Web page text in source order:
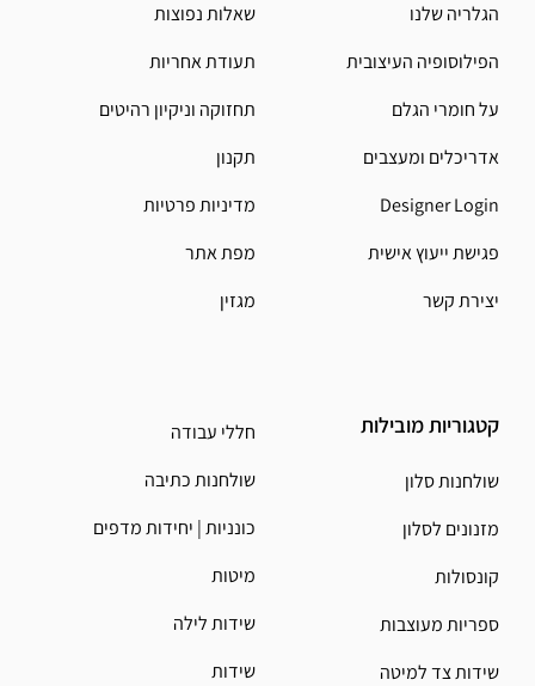
הגלריה שלנו
הפילוסופיה העיצובית
על חומרי הגלם
אדריכלים ומעצבים
Designer Login
פגישת ייעוץ אישית
יצירת קשר
קטגוריות מובילות
שולחנות סלון
מזנונים לסלון
קונסולות
ספריות מעוצבות
שידות צד למיטה
שאלות נפוצות
תעודת אחריות
תחזוקה וניקיון רהיטים
תקנון
מדיניות פרטיות
מפת אתר
מגזין
חללי עבודה
שולחנות כתיבה
כונניות | יחידות מדפים
מיטות
שידות לילה
שידות